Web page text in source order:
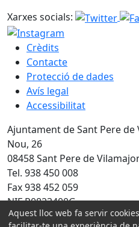
Xarxes socials:
Crèdits
Contacte
Protecció de dades
Avís legal
Accessibilitat
Ajuntament de Sant Pere de
Nou, 26
08458 Sant Pere de
Tel. 938 450 008
Fax 938 452 059
NIF P0823400G
Aquest lloc web fa servir